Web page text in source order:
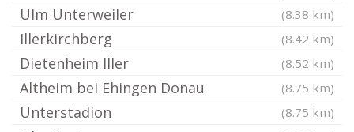
Ulm Unterweiler (8.38 km)
Illerkirchberg (8.42 km)
Dietenheim Iller (8.52 km)
Altheim bei Ehingen Donau (8.75 km)
Unterstadion (8.75 km)